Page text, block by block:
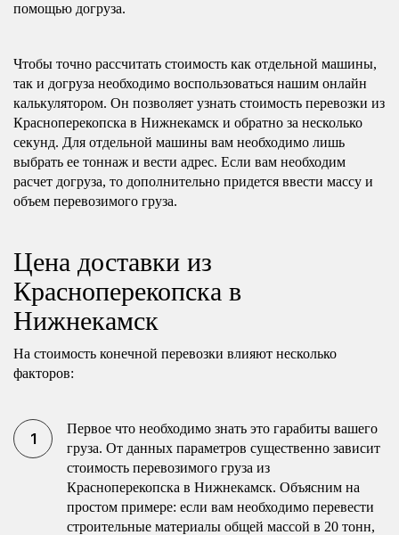
помощью догруза.
Чтобы точно рассчитать стоимость как отдельной машины,
так и догруза необходимо воспользоваться нашим онлайн
калькулятором. Он позволяет узнать стоимость перевозки из
Красноперекопска в Нижнекамск и обратно за несколько
секунд. Для отдельной машины вам необходимо лишь
выбрать ее тоннаж и вести адрес. Если вам необходим
расчет догруза, то дополнительно придется ввести массу и
объем перевозимого груза.
Цена доставки из
Красноперекопска в
Нижнекамск
На стоимость конечной перевозки влияют несколько
факторов:
Первое что необходимо знать это гарабиты вашего
груза. От данных параметров существенно зависит
стоимость перевозимого груза из
Красноперекопска в Нижнекамск. Объясним на
простом примере: если вам необходимо перевести
строительные материалы общей массой в 20 тонн,